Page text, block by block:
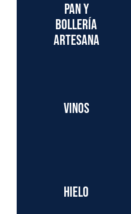
Pan y
bollería
artesana
Vinos
Hielo